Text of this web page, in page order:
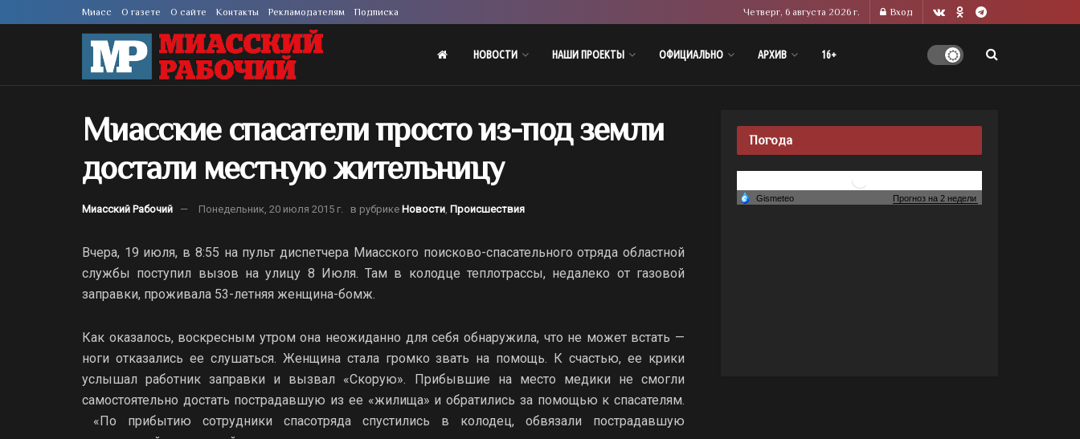
Миасс О газете О сайте Контакты Рекламодателям Подписка Четверг, 6 августа 2026 г. Вход
НОВОСТИ НАШИ ПРОЕКТЫ ОФИЦИАЛЬНО АРХИВ 16+
Миасские спасатели просто из-под земли
достали местную жительницу
Миасский Рабочий Понедельник, 20 июля 2015 г. в рубрике Новости Происшествия
Вчера, 19 июля, в 8:55 на пульт диспетчера Миасского поисково-спасательного отряда областной
службы поступил вызов на улицу 8 Июля. Там в колодце теплотрассы, недалеко от газовой
заправки, проживала 53-летняя женщина-бомж.
Как оказалось, воскресным утром она неожиданно для себя обнаружила, что не может встать —
ноги отказались ее слушаться. Женщина стала громко звать на помощь. К счастью, ее крики
услышал работник заправки и вызвал «Скорую». Прибывшие на место медики не смогли
самостоятельно достать пострадавшую из ее «жилища» и обратились за помощью к спасателям.
«По прибытию сотрудники спасотряда спустились в колодец, обвязали пострадавшую
Погода